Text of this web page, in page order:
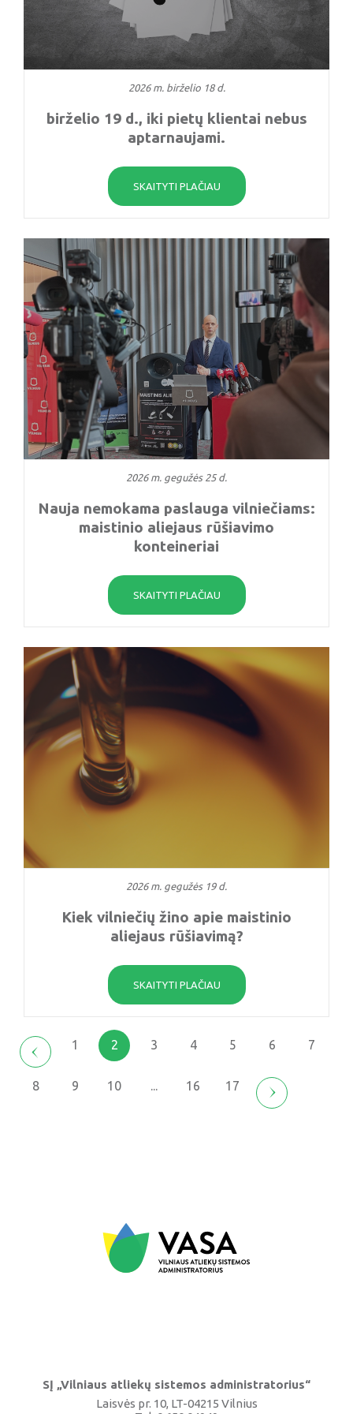
2026 m. birželio 18 d.
birželio 19 d., iki pietų klientai nebus
aptarnaujami.
SKAITYTI PLAČIAU
2026 m. gegužės 25 d.
Nauja nemokama paslauga vilniečiams:
maistinio aliejaus rūšiavimo
konteineriai
SKAITYTI PLAČIAU
2026 m. gegužės 19 d.
Kiek vilniečių žino apie maistinio
aliejaus rūšiavimą?
SKAITYTI PLAČIAU
1 2 3 4 5 6 7
8 9 10 ... 16 17
SĮ „Vilniaus atliekų sistemos administratorius“
Laisvės pr. 10, LT-04215 Vilnius